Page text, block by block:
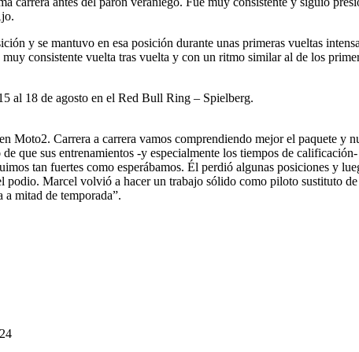
y se mantuvo en esa posición durante unas primeras vueltas
consistente vuelta tras vuelta y con un ritmo similar al de los
al 18 de agosto en el Red Bull Ring – Spielberg.
Moto2. Carrera a carrera vamos comprendiendo mejor el paquete y
que sus entrenamientos -y especialmente los tiempos de
tan fuertes como esperábamos. Él perdió algunas posiciones y
Marcel volvió a hacer un trabajo sólido como piloto sustituto
a mitad de temporada”.